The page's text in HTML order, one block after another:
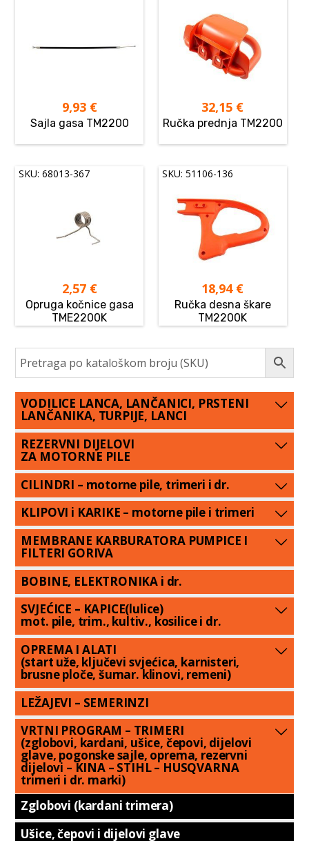
9,93 €
Sajla gasa TM2200
32,15 €
Ručka prednja TM2200
SKU: 68013-367
2,57 €
Opruga kočnice gasa
TME2200K
SKU: 51106-136
18,94 €
Ručka desna škare
TM2200K
VODILICE LANCA, LANČANICI, PRSTENI
LANČANIKA, TURPIJE, LANCI
REZERVNI DIJELOVI
ZA MOTORNE PILE
CILINDRI – motorne pile, trimeri i dr.
KLIPOVI i KARIKE – motorne pile i trimeri
MEMBRANE KARBURATORA PUMPICE I
FILTERI GORIVA
BOBINE, ELEKTRONIKA i dr.
SVJEĆICE – KAPICE(lulice)
mot. pile, trim., kultiv., kosilice i dr.
OPREMA I ALATI
(start uže, ključevi svjećica, karnisteri,
brusne ploče, šumar. klinovi, remeni)
LEŽAJEVI – SEMERINZI
VRTNI PROGRAM – TRIMERI
(zglobovi, kardani, ušice, čepovi, dijelovi
glave, pogonske sajle, oprema, rezervni
dijelovi – KINA – STIHL – HUSQVARNA
trimeri i dr. marki)
Zglobovi (kardani trimera)
Ušice, čepovi i dijelovi glave